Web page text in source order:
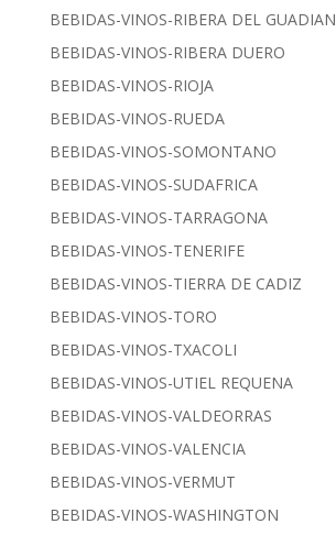
BEBIDAS-VINOS-RIBERA DEL GUADIAN
BEBIDAS-VINOS-RIBERA DUERO
BEBIDAS-VINOS-RIOJA
BEBIDAS-VINOS-RUEDA
BEBIDAS-VINOS-SOMONTANO
BEBIDAS-VINOS-SUDAFRICA
BEBIDAS-VINOS-TARRAGONA
BEBIDAS-VINOS-TENERIFE
BEBIDAS-VINOS-TIERRA DE CADIZ
BEBIDAS-VINOS-TORO
BEBIDAS-VINOS-TXACOLI
BEBIDAS-VINOS-UTIEL REQUENA
BEBIDAS-VINOS-VALDEORRAS
BEBIDAS-VINOS-VALENCIA
BEBIDAS-VINOS-VERMUT
BEBIDAS-VINOS-WASHINGTON